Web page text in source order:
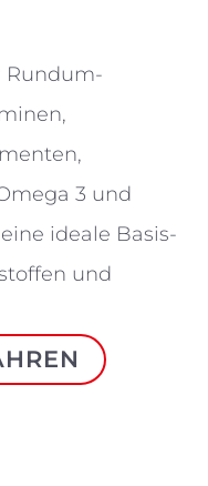
Rundum-
3 und
ideale Basis-
und